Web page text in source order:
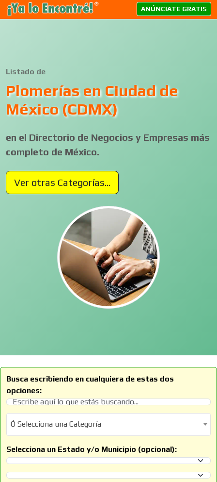
ANÚNCIATE GRATIS
Listado de
Plomerías en Ciudad de
México (CDMX)
en el Directorio de Negocios y Empresas más
completo de México.
Ver otras Categorías...
Busca escribiendo en cualquiera de estas dos
opciones:
Ó Selecciona una Categoría
Ó Selecciona una Categoría
Selecciona un Estado y/o Municipio (opcional):
Selecciona un Estado
Selecciona un Municipio